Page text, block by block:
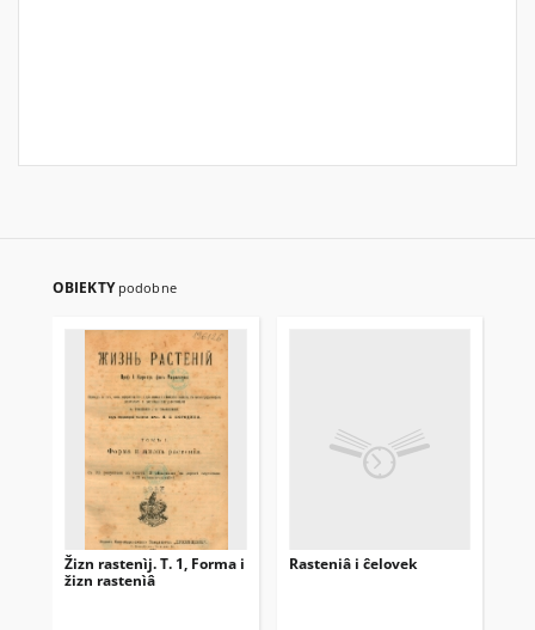
OBIEKTY podobne
Žizn rastenìj. T. 1, Forma i
žizn rastenìâ
Rasteniâ i ĉelovek